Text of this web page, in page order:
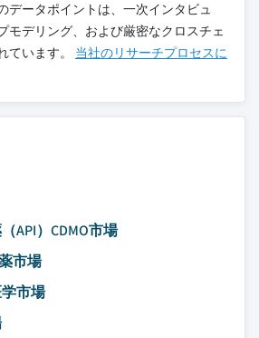
データポイントは、一次インタビュ
モデリング、および厳密なクロスチェ
ています。 当社のリサーチプロセスに
API）CDMO市場
市場
市場